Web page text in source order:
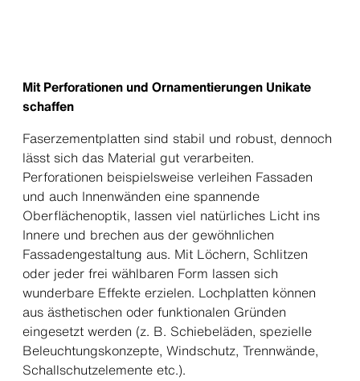
Mit Perforationen und Ornamentierungen Unikate
schaffen
Faserzementplatten sind stabil und robust, dennoch
lässt sich das Material gut verarbeiten.
Perforationen beispielsweise verleihen Fassaden
und auch Innenwänden eine spannende
Oberflächenoptik, lassen viel natürliches Licht ins
Innere und brechen aus der gewöhnlichen
Fassadengestaltung aus. Mit Löchern, Schlitzen
oder jeder frei wählbaren Form lassen sich
wunderbare Effekte erzielen. Lochplatten können
aus ästhetischen oder funktionalen Gründen
eingesetzt werden (z. B. Schiebeläden, spezielle
Beleuchtungskonzepte, Windschutz, Trennwände,
Schallschutzelemente etc.).